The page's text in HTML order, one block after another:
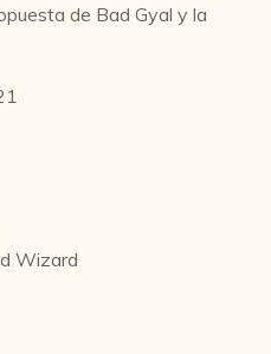
de Bad Gyal y la
Wizard